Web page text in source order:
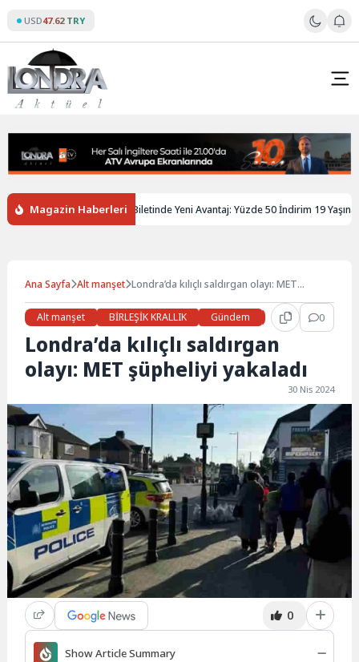
content
USD47.62 TRY
Magazin Haberleri
Gençlere Tren Biletinde Yeni Avantaj: Yüzde 50 İndirim 19 Yaşına
Ana Sayfa Alt manşet Londra’da kılıçlı saldırgan olayı: MET
Alt manşet
BİRLEŞİK KRALLIK Gündem Haberler 0
Londra’da kılıçlı saldırgan
olayı: MET şüpheliyi yakaladı
30 Nis 2024
0
Show Article Summary